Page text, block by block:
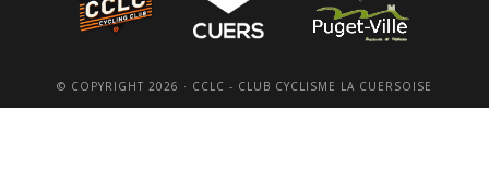
© COPYRIGHT 2026 · CCLC - CLUB CYCLISME LA CUERSOISE